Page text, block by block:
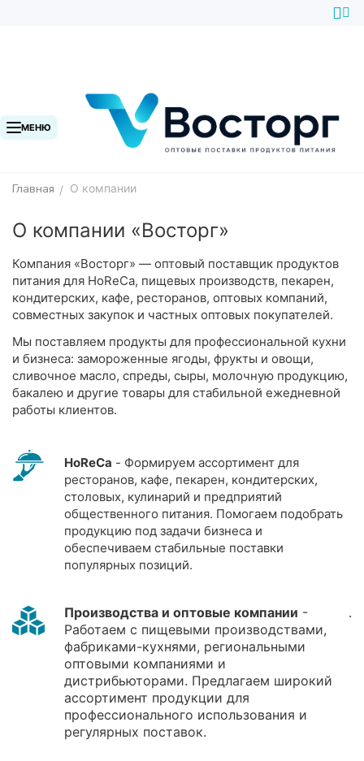
МЕНЮ
Главная / О компании
О компании «Восторг»
Компания «Восторг» — оптовый поставщик продуктов
питания для HoReCa, пищевых производств, пекарен,
кондитерских, кафе, ресторанов, оптовых компаний,
совместных закупок и частных оптовых покупателей.
Мы поставляем продукты для профессиональной кухни
и бизнеса: замороженные ягоды, фрукты и овощи,
сливочное масло, спреды, сыры, молочную продукцию,
бакалею и другие товары для стабильной ежедневной
работы клиентов.
HoReCa - Формируем ассортимент для
ресторанов, кафе, пекарен, кондитерских,
столовых, кулинарий и предприятий
общественного питания. Помогаем подобрать
продукцию под задачи бизнеса и
обеспечиваем стабильные поставки
популярных позиций.
Производства и оптовые компании -
Работаем с пищевыми производствами,
фабриками-кухнями, региональными
оптовыми компаниями и
дистрибьюторами. Предлагаем широкий
ассортимент продукции для
профессионального использования и
регулярных поставок.
.